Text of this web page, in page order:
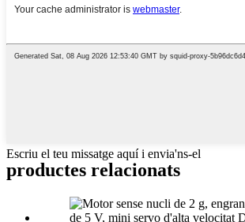
Escriu el teu missatge aquí i envia'ns-el
productes relacionats